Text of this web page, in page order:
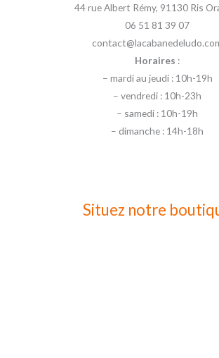
44 rue Albert Rémy, 91130 Ris
06 51 81 39 07
Horaires :
– mardi au jeudi : 10h-19h
– vendredi : 10h-23h
– samedi : 10h-19h
– dimanche : 14h-18h
Situez notre